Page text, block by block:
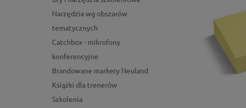
Narzędzia wg obszarów
tematycznych
Catchbox - mikrofony
konferencyjne
Brandowane markery Neuland
Książki dla trenerów
Szkolenia